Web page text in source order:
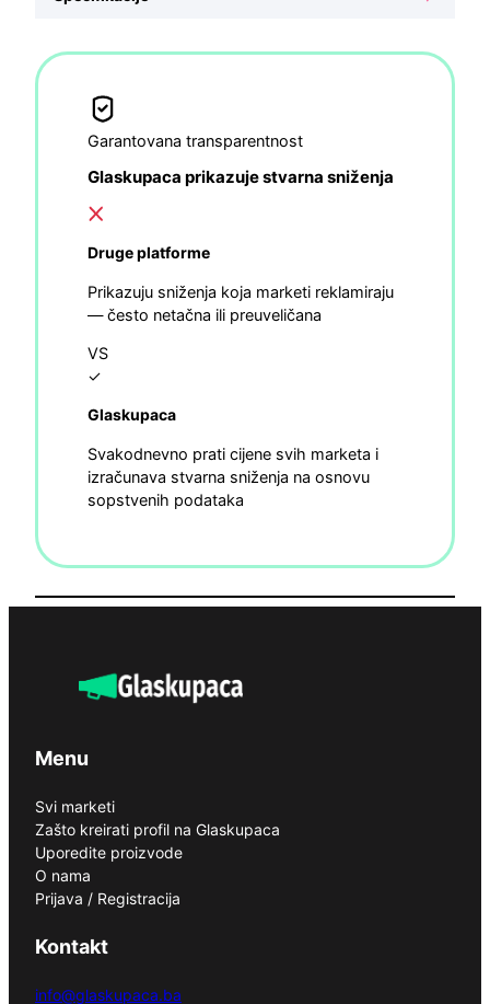
Garantovana transparentnost
Glaskupaca prikazuje stvarna sniženja
Druge platforme
Prikazuju sniženja koja marketi reklamiraju
— često netačna ili preuveličana
VS
✓
Glaskupaca
Svakodnevno prati cijene svih marketa i
izračunava stvarna sniženja na osnovu
sopstvenih podataka
Menu
Svi marketi
Zašto kreirati profil na Glaskupaca
Uporedite proizvode
O nama
Prijava / Registracija
Kontakt
info@glaskupaca.ba